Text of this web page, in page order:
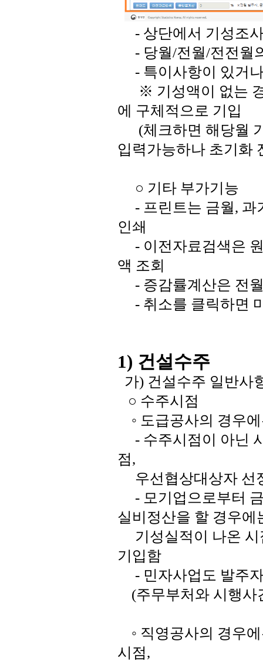
- 상단에서 기성조
- 당월/전월/전전월
- 특이사항이 있거
※ 기성액이 없는 경
에 구체적으로 기입
(체크하면 해당월
입력가능하나 초기화
○ 기타 부가기능
- 프린트는 금월, 과
인쇄
- 이전자료검색은
액 조회
- 증감률계산은 전
- 취소를 클릭하면
1) 건설수주
가) 건설수주 일반사
○ 수주시점
◦ 도급공사의 경우
- 수주시점이 아닌
점,
우선협상대상자 선
- 모기업으로부터 금
실비정산을 할 경우에
기성실적이 나온 시
기입함
- 민자사업도 발주
(주무부처와 시행사
◦ 직영공사의 경우
시점,